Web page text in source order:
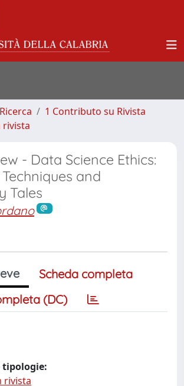
1 Contributo su Rivista
rivista
- Data Science Ethics:
and
Tales
Scheda completa
(DC)
tipologie:
rivista